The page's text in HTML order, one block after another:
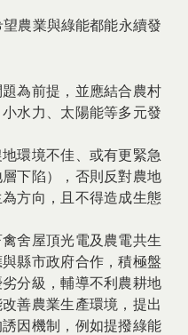
農業與綠能都能永續發
為前提，並應結合農村
水力、太陽能等多元發
環境不佳、或有更緊急
下陷），否則反對農地
方向，且不得造成生態
舍屋頂光電及農電共生
縣市政府合作，積極盤
分級，輔導不利農耕地
善農業生產環境，提出
因機制，例如提撥綠能